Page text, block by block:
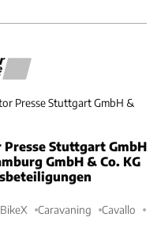
Presse Stuttgart GmbH &
Stuttgart GmbH
GmbH & Co. KG
BikeX Caravaning Cavallo